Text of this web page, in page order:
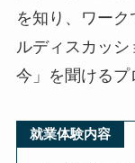
を知り、ワー
ルディスカッ
今」を聞けるプ
就業体験内容